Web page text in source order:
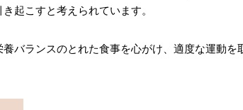
起こすと考えられています。
バランスのとれた食事を心がけ、適度な運動を